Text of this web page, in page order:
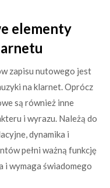
elementy
zapisu nutowego jest
na klarnet. Oprócz
są również inne
i wyrazu. Należą do
dynamika i
pełni ważną funkcję
i wymaga świadomego